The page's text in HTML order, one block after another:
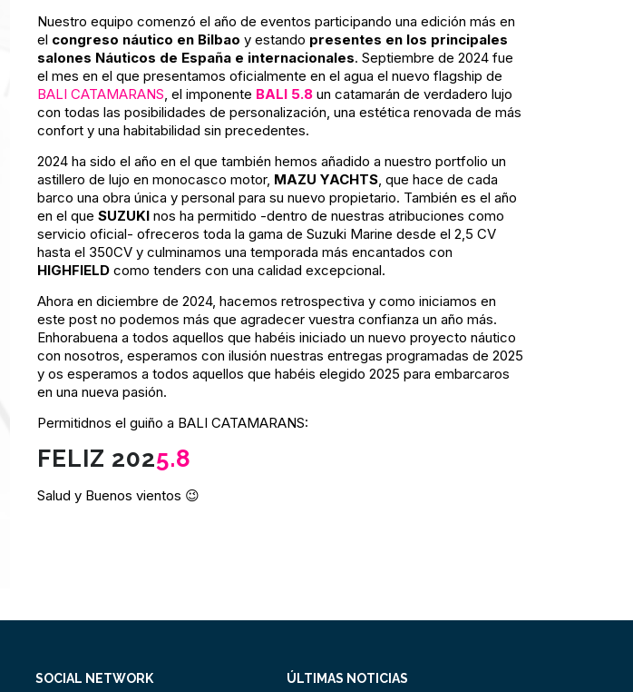
Nuestro equipo comenzó el año de eventos participando una edición más en
el congreso náutico en Bilbao y estando presentes en los principales
salones Náuticos de España e internacionales. Septiembre de 2024 fue
el mes en el que presentamos oficialmente en el agua el nuevo flagship de
BALI CATAMARANS, el imponente BALI 5.8 un catamarán de verdadero lujo
con todas las posibilidades de personalización, una estética renovada de más
confort y una habitabilidad sin precedentes.
2024 ha sido el año en el que también hemos añadido a nuestro portfolio un
astillero de lujo en monocasco motor, MAZU YACHTS, que hace de cada
barco una obra única y personal para su nuevo propietario. También es el año
en el que SUZUKI nos ha permitido -dentro de nuestras atribuciones como
servicio oficial- ofreceros toda la gama de Suzuki Marine desde el 2,5 CV
hasta el 350CV y culminamos una temporada más encantados con
HIGHFIELD como tenders con una calidad excepcional.
Ahora en diciembre de 2024, hacemos retrospectiva y como iniciamos en
este post no podemos más que agradecer vuestra confianza un año más.
Enhorabuena a todos aquellos que habéis iniciado un nuevo proyecto náutico
con nosotros, esperamos con ilusión nuestras entregas programadas de 2025
y os esperamos a todos aquellos que habéis elegido 2025 para embarcaros
en una nueva pasión.
Permitidnos el guiño a BALI CATAMARANS:
FELIZ 2025.8
Salud y Buenos vientos 😉
SOCIAL NETWORK ÚLTIMAS NOTICIAS